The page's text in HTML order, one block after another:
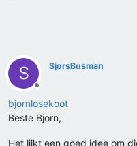
S
Offline
SjorsBusman
bjornlosekoot
Beste Bjorn,
Het lijkt een goed idee om